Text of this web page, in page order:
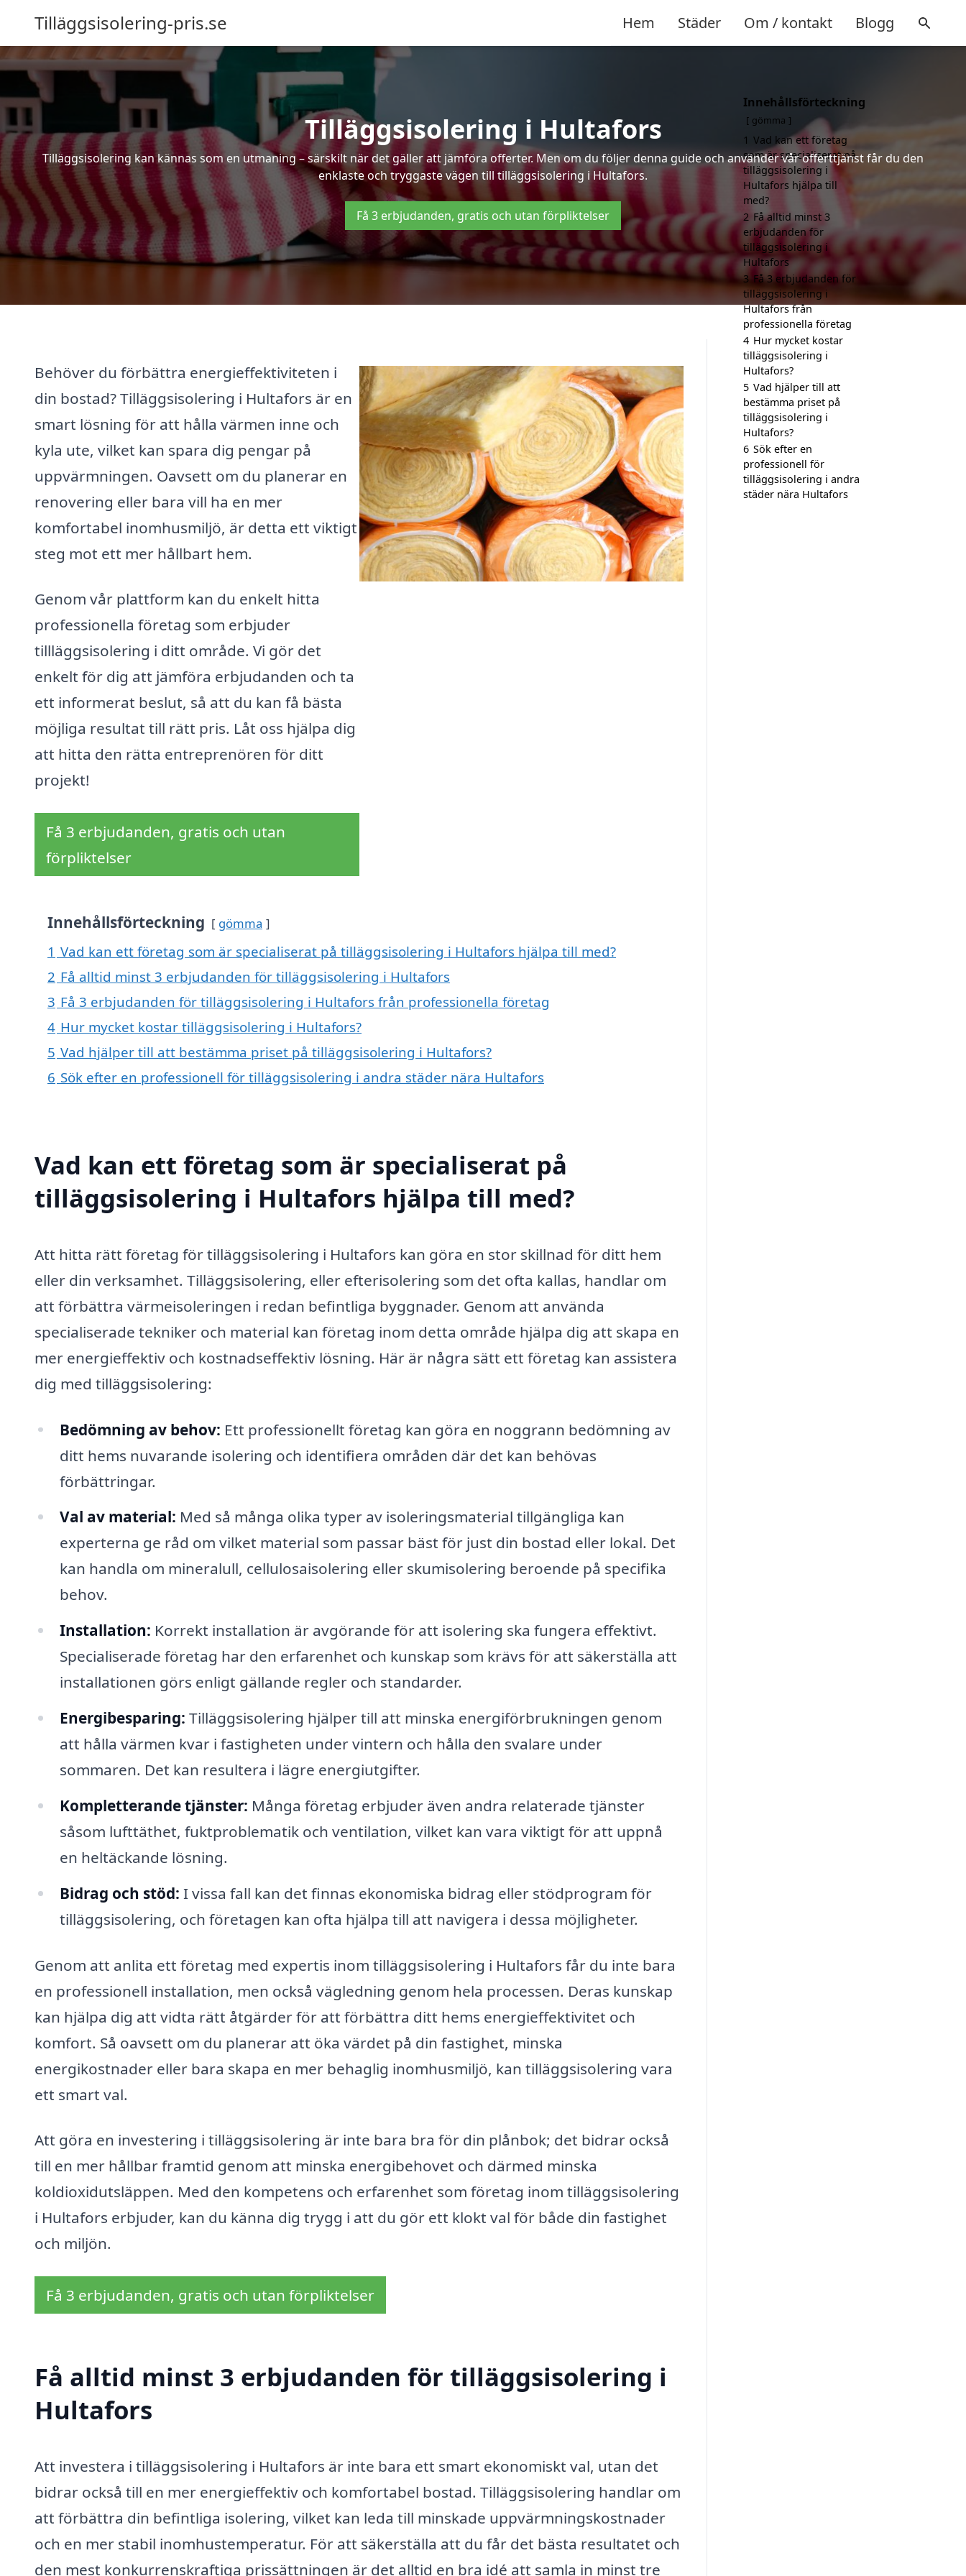
Tilläggsisolering-pris.se Hem Städer Om / kontakt Blogg
Tilläggsisolering i Hultafors
Tilläggsisolering kan kännas som en utmaning – särskilt när det gäller att jämföra offerter. Men om du följer denna guide och använder vår offerttjänst får du den
enklaste och tryggaste vägen till tilläggsisolering i Hultafors.
Få 3 erbjudanden, gratis och utan förpliktelser
Behöver du förbättra energieffektiviteten i
din bostad? Tilläggsisolering i Hultafors är en
smart lösning för att hålla värmen inne och
kyla ute, vilket kan spara dig pengar på
uppvärmningen. Oavsett om du planerar en
renovering eller bara vill ha en mer
komfortabel inomhusmiljö, är detta ett viktigt
steg mot ett mer hållbart hem.
Genom vår plattform kan du enkelt hitta
professionella företag som erbjuder
tillläggsisolering i ditt område. Vi gör det
enkelt för dig att jämföra erbjudanden och ta
ett informerat beslut, så att du kan få bästa
möjliga resultat till rätt pris. Låt oss hjälpa dig
att hitta den rätta entreprenören för ditt
projekt!
Få 3 erbjudanden, gratis och utan
förpliktelser
Innehållsförteckning gömma
1 Vad kan ett företag som är specialiserat på tilläggsisolering i Hultafors hjälpa till med?
2 Få alltid minst 3 erbjudanden för tilläggsisolering i Hultafors
3 Få 3 erbjudanden för tilläggsisolering i Hultafors från professionella företag
4 Hur mycket kostar tilläggsisolering i Hultafors?
5 Vad hjälper till att bestämma priset på tilläggsisolering i Hultafors?
6 Sök efter en professionell för tilläggsisolering i andra städer nära Hultafors
Vad kan ett företag som är specialiserat på
tilläggsisolering i Hultafors hjälpa till med?
Att hitta rätt företag för tilläggsisolering i Hultafors kan göra en stor skillnad för ditt hem
eller din verksamhet. Tilläggsisolering, eller efterisolering som det ofta kallas, handlar om
att förbättra värmeisoleringen i redan befintliga byggnader. Genom att använda
specialiserade tekniker och material kan företag inom detta område hjälpa dig att skapa en
mer energieffektiv och kostnadseffektiv lösning. Här är några sätt ett företag kan assistera
dig med tilläggsisolering:
Bedömning av behov: Ett professionellt företag kan göra en noggrann bedömning av
ditt hems nuvarande isolering och identifiera områden där det kan behövas
förbättringar.
Val av material: Med så många olika typer av isoleringsmaterial tillgängliga kan
experterna ge råd om vilket material som passar bäst för just din bostad eller lokal. Det
kan handla om mineralull, cellulosaisolering eller skumisolering beroende på specifika
behov.
Installation: Korrekt installation är avgörande för att isolering ska fungera effektivt.
Specialiserade företag har den erfarenhet och kunskap som krävs för att säkerställa att
installationen görs enligt gällande regler och standarder.
Energibesparing: Tilläggsisolering hjälper till att minska energiförbrukningen genom
att hålla värmen kvar i fastigheten under vintern och hålla den svalare under
sommaren. Det kan resultera i lägre energiutgifter.
Kompletterande tjänster: Många företag erbjuder även andra relaterade tjänster
såsom lufttäthet, fuktproblematik och ventilation, vilket kan vara viktigt för att uppnå
en heltäckande lösning.
Bidrag och stöd: I vissa fall kan det finnas ekonomiska bidrag eller stödprogram för
tilläggsisolering, och företagen kan ofta hjälpa till att navigera i dessa möjligheter.
Genom att anlita ett företag med expertis inom tilläggsisolering i Hultafors får du inte bara
en professionell installation, men också vägledning genom hela processen. Deras kunskap
kan hjälpa dig att vidta rätt åtgärder för att förbättra ditt hems energieffektivitet och
komfort. Så oavsett om du planerar att öka värdet på din fastighet, minska
energikostnader eller bara skapa en mer behaglig inomhusmiljö, kan tilläggsisolering vara
ett smart val.
Att göra en investering i tilläggsisolering är inte bara bra för din plånbok; det bidrar också
till en mer hållbar framtid genom att minska energibehovet och därmed minska
koldioxidutsläppen. Med den kompetens och erfarenhet som företag inom tilläggsisolering
i Hultafors erbjuder, kan du känna dig trygg i att du gör ett klokt val för både din fastighet
och miljön.
Få 3 erbjudanden, gratis och utan förpliktelser
Få alltid minst 3 erbjudanden för tilläggsisolering i
Hultafors
Att investera i tilläggsisolering i Hultafors är inte bara ett smart ekonomiskt val, utan det
bidrar också till en mer energieffektiv och komfortabel bostad. Tilläggsisolering handlar om
att förbättra din befintliga isolering, vilket kan leda till minskade uppvärmningskostnader
och en mer stabil inomhustemperatur. För att säkerställa att du får det bästa resultatet och
den mest konkurrenskraftiga prissättningen är det alltid en bra idé att samla in minst tre
Innehållsförteckning
gömma
1 Vad kan ett företag
som är specialiserat på
tilläggsisolering i
Hultafors hjälpa till
med?
2 Få alltid minst 3
erbjudanden för
tilläggsisolering i
Hultafors
3 Få 3 erbjudanden för
tilläggsisolering i
Hultafors från
professionella företag
4 Hur mycket kostar
tilläggsisolering i
Hultafors?
5 Vad hjälper till att
bestämma priset på
tilläggsisolering i
Hultafors?
6 Sök efter en
professionell för
tilläggsisolering i andra
städer nära Hultafors